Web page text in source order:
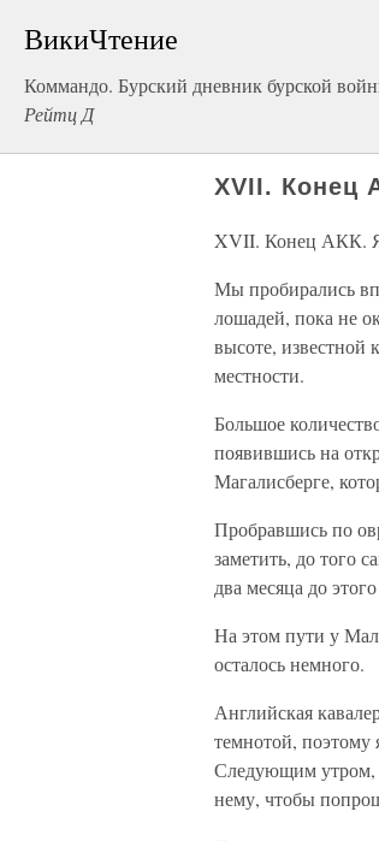
ВикиЧтение
Коммандо. Бурский дневник бурской
Рейтц Д
XVII. Конец
XVII. Конец АКК.
Мы пробирались
лошадей, пока не
высоте,
местности.
Большое
появившись на
Магалисберге,
Пробравшись по
заметить, до того
два месяца до
На этом пути у
осталось немного.
Английская
темнотой, поэтому
Следующим утром,
нему, чтобы